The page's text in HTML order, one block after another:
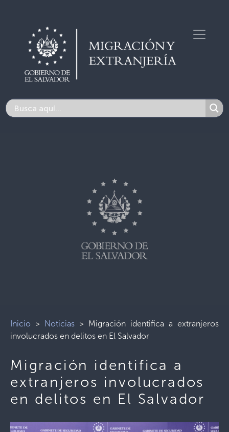
Inicio > Noticias > Migración identifica a extranjeros
involucrados en delitos en El Salvador
Migración identifica a
extranjeros involucrados
en delitos en El Salvador